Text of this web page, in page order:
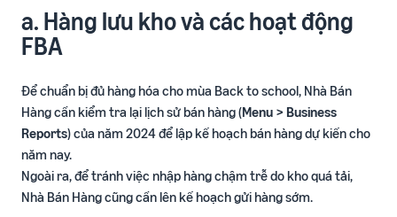
a. Hàng lưu kho và các hoạt động
FBA
Để chuẩn bị đủ hàng hóa cho mùa Back to school, Nhà Bán
Hàng cần kiểm tra lại lịch sử bán hàng (Menu > Business
Reports) của năm 2024 để lập kế hoạch bán hàng dự kiến cho
năm nay.
Ngoài ra, để tránh việc nhập hàng chậm trễ do kho quá tải,
Nhà Bán Hàng cũng cần lên kế hoạch gửi hàng sớm.